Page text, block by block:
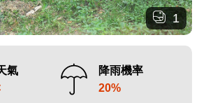
1
氣
降雨機率
20%